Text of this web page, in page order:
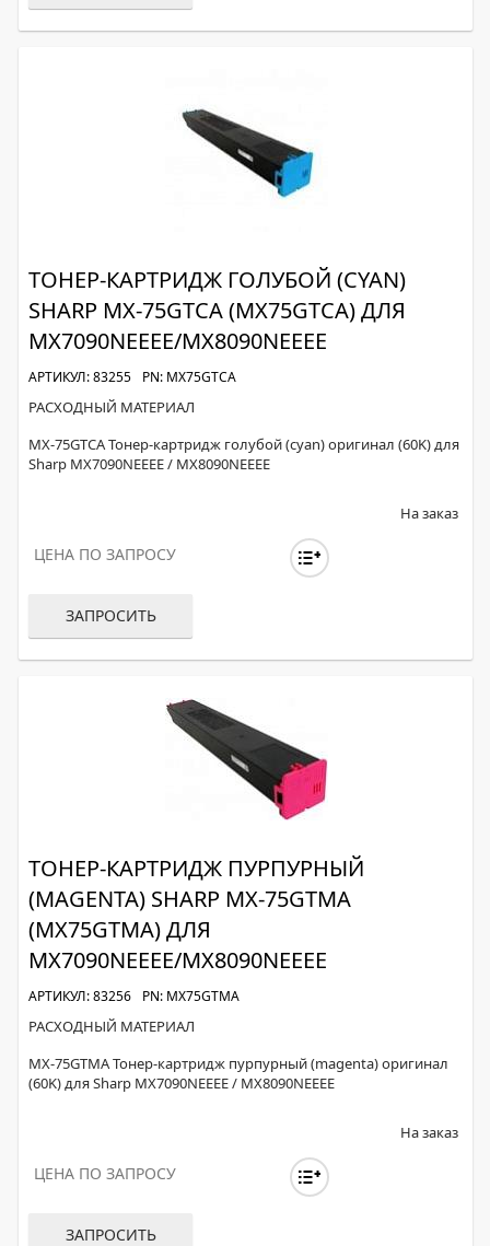
ТОНЕР-КАРТРИДЖ ГОЛУБОЙ (CYAN)
SHARP MX-75GTCA (MX75GTCA) ДЛЯ
MX7090NEEEE/MX8090NEEEE
АРТИКУЛ: 83255 PN: MX75GTCA
РАСХОДНЫЙ МАТЕРИАЛ
MX-75GTCA Тонер-картридж голубой (cyan) оригинал (60K) для
Sharp MX7090NEEEE / MX8090NEEEE
На заказ
ЦЕНА ПО ЗАПРОСУ
ЗАПРОСИТЬ
ТОНЕР-КАРТРИДЖ ПУРПУРНЫЙ
(MAGENTA) SHARP MX-75GTMA
(MX75GTMA) ДЛЯ
MX7090NEEEE/MX8090NEEEE
АРТИКУЛ: 83256 PN: MX75GTMA
РАСХОДНЫЙ МАТЕРИАЛ
MX-75GTMA Тонер-картридж пурпурный (magenta) оригинал
(60K) для Sharp MX7090NEEEE / MX8090NEEEE
На заказ
ЦЕНА ПО ЗАПРОСУ
ЗАПРОСИТЬ